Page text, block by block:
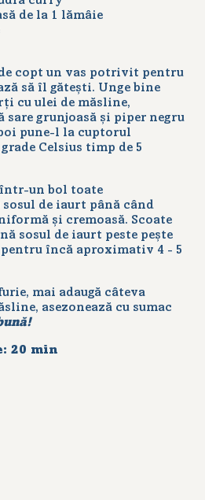
de la 1 lămâie
copt un vas potrivit pentru
să îl gătești. Unge bine
cu ulei de măsline,
sare grunjoasă și piper negru
pune-l la cuptorul
Celsius timp de 5
într-un bol toate
de iaurt până când
și cremoasă. Scoate
sosul de iaurt peste pește
încă aproximativ 4 - 5
mai adaugă câteva
asezonează cu sumac
: 20 min